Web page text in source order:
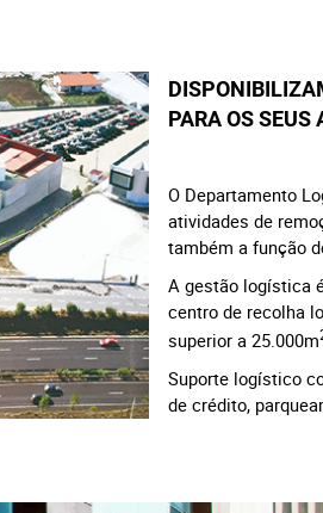
PARA OS SEUS
O Departamento
atividades de
também a função
A gestão logística
centro de recolha
superior a 25.000m
Suporte logístico
de crédito,